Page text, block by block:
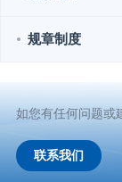
规章制度
如您有任何问题或
联系我们